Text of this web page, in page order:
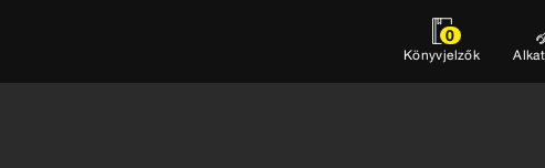
0
Könyvjelzők